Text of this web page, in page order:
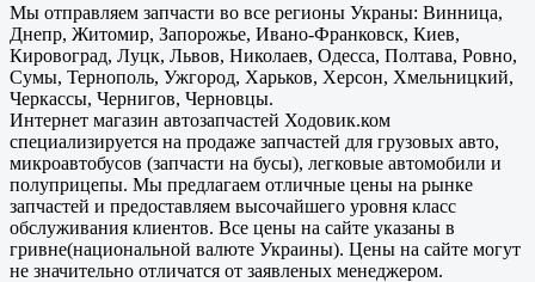
Мы отправляем запчасти во все регионы Украны: Винница,
Днепр, Житомир, Запорожье, Ивано-Франковск, Киев,
Кировоград, Луцк, Львов, Николаев, Одесса, Полтава, Ровно,
Сумы, Тернополь, Ужгород, Харьков, Херсон, Хмельницкий,
Черкассы, Чернигов, Черновцы.
Интернет магазин автозапчастей Ходовик.ком
специализируется на продаже запчастей для грузовых авто,
микроавтобусов (запчасти на бусы), легковые автомобили и
полуприцепы. Мы предлагаем отличные цены на рынке
запчастей и предоставляем высочайшего уровня класс
обслуживания клиентов. Все цены на сайте указаны в
гривне(национальной валюте Украины). Цены на сайте могут
не значительно отличатся от заявленых менеджером.